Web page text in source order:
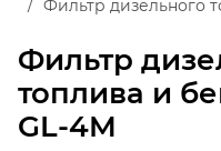
Фильтр
топлива и
GL-4M
Фильтр дизельного